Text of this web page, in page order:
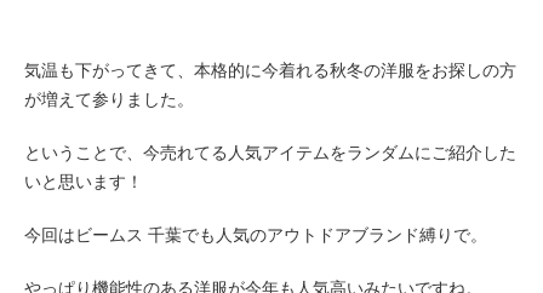
気温も下がってきて、本格的に今着れる秋冬の洋服をお探しの方
が増えて参りました。
ということで、今売れてる人気アイテムをランダムにご紹介した
いと思います！
今回はビームス 千葉でも人気のアウトドアブランド縛りで。
やっぱり機能性のある洋服が今年も人気高いみたいですね。